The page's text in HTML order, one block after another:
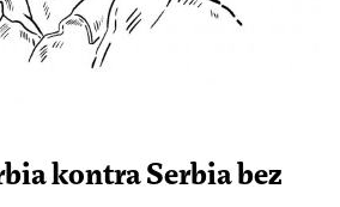
kontra Serbia bez